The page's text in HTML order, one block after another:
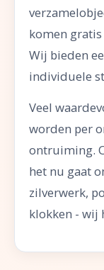
komen
Wij bieden
individuele
Veel
worden per
ontruiming.
het nu gaat
zilverwerk,
klokken - wij